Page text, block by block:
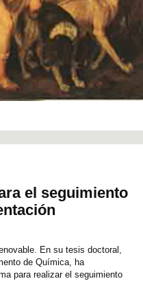
el seguimiento
En su tesis doctoral,
de Química, ha
para realizar el seguimiento